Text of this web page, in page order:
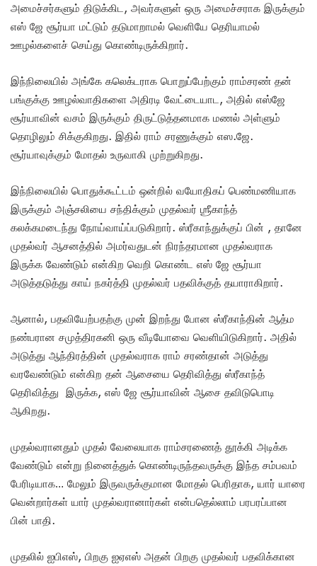
அமைச்சர்களும் திடுக்கிட, அவர்களுள் ஒரு அமைச்சராக இருக்கும்
எஸ் ஜே சூர்யா மட்டும் தடுமாறாமல் வெளியே தெரியாமல்
ஊழல்களைச் செய்து கொண்டிருக்கிறார்.
இந்நிலையில் அங்கே கலெக்டராக பொறுப்பேற்கும் ராம்சரண் தன்
பங்குக்கு ஊழல்வாதிகளை அதிரடி வேட்டையாட, அதில் எஸ்ஜே
சூர்யாவின் வசம் இருக்கும் திருட்டுத்தனமாக மணல் அள்ளும்
தொழிலும் சிக்குகிறது. இதில் ராம் சரணுக்கும் எஸ.ஜே.
சூர்யாவுக்கும் மோதல் உருவாகி முற்றுகிறது.
இந்நிலையில் பொதுக்கூட்டம் ஒன்றில் வயோதிகப் பெண்மணியாக
இருக்கும் அஞ்சலியை சந்திக்கும் முதல்வர் ஶ்ரீகாந்த்
கலக்கமடைந்து நோய்வாய்ப்படுகிறார். ஸ்ரீகாந்துக்குப் பின் , தானே
முதல்வர் ஆசனத்தில் அமர்வதுடன் நிரந்தரமான முதல்வராக
இருக்க வேண்டும் என்கிற வெறி கொண்ட எஸ் ஜே சூர்யா
அடுத்தடுத்து காய் நகர்த்தி முதல்வர் பதவிக்குத் தயாராகிறார்.
ஆனால், பதவியேற்பதற்கு முன் இறந்து போன ஸ்ரீகாந்தின் ஆத்ம
நண்பரான சமுத்திரகனி ஒரு வீடியோவை வெளியிடுகிறார். அதில்
அடுத்து ஆந்திரத்தின் முதல்வராக ராம் சரண்தான் அடுத்து
வரவேண்டும் என்கிற தன் ஆசையை தெரிவித்து ஸ்ரீகாந்த்
தெரிவித்து இருக்க, எஸ் ஜே சூர்யாவின் ஆசை தவிடுபொடி
ஆகிறது.
முதல்வரானதும் முதல் வேலையாக ராம்சரணைத் தூக்கி அடிக்க
வேண்டும் என்று நினைத்துக் கொண்டிருந்தவருக்கு இந்த சம்பவம்
பேரிடியாக… மேலும் இருவருக்குமான மோதல் பெரிதாக, யார் யாரை
வென்றார்கள் யார் முதல்வரானார்கள் என்பதெல்லாம் பரபரப்பான
பின் பாதி.
முதலில் ஐபிஎஸ், பிறகு ஐஏஎஸ் அதன் பிறகு முதல்வர் பதவிக்கான